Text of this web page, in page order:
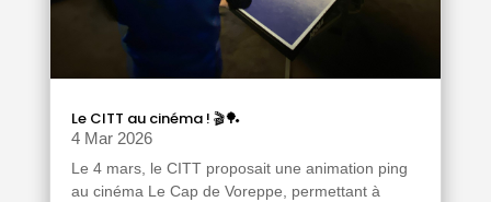
Le CITT au cinéma ! 🎬🏓
4 Mar 2026
Le 4 mars, le CITT proposait une animation ping
au cinéma Le Cap de Voreppe, permettant à